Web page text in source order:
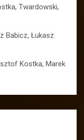
Twardowski,
Babicz, Łukasz
Kostka, Marek